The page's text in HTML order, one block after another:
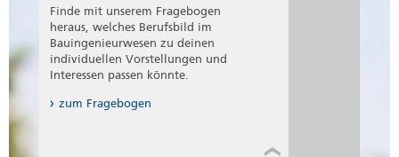
Finde mit unserem Fragebogen
heraus, welches Berufsbild im
Bauingenieurwesen zu deinen
individuellen Vorstellungen und
Interessen passen könnte.
zum Fragebogen